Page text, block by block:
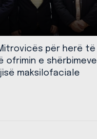
për herë të
ofrimin e shërbimeve
maksilofaciale